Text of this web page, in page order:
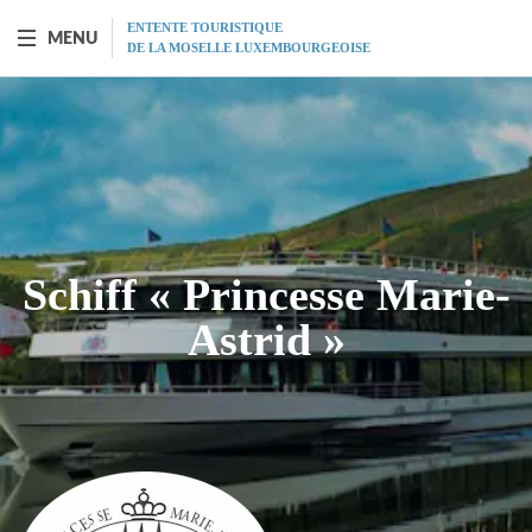
MENU
ENTENTE TOURISTIQUE
DE LA MOSELLE LUXEMBOURGEOISE
SCHIFF "PRINCESSE-MARIE-ASTRID"
Vorstellung
Fahrplan
Tarife
Restaurant
Geschenkgutscheine
Programm
Schiff « Princesse Marie-
Astrid »